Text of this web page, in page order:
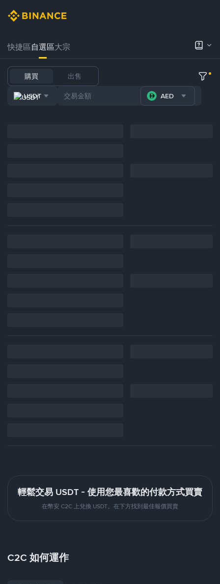
快捷區自選區大宗
購買 出售
USDT AED
輕鬆交易 USDT - 使用您最喜歡的付款方式買賣
在幣安 C2C 上兌換 USDT。在下方找到最佳報價買賣
C2C 如何運作